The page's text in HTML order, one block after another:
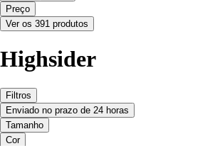
Preço
Ver os 391 produtos
Highsider
Filtros
Enviado no prazo de 24 horas
Tamanho
Cor